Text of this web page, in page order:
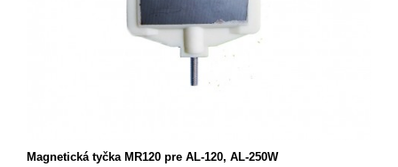
Magnetická tyčka MR120 pre AL-120, AL-250W